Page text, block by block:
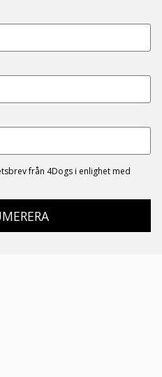
från 4Dogs i enlighet med